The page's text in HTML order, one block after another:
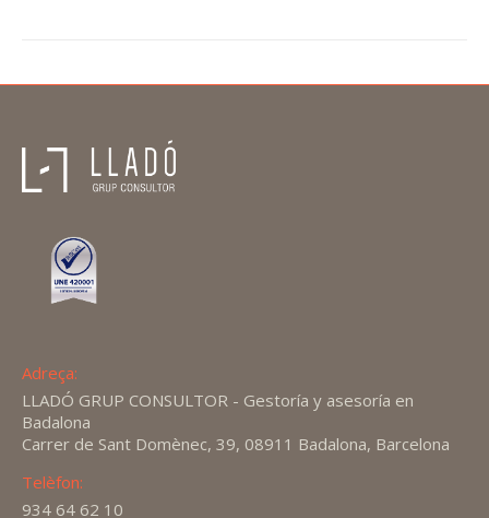
Adreça:
LLADÓ GRUP CONSULTOR - Gestoría y asesoría en
Badalona
Carrer de Sant Domènec, 39, 08911 Badalona, Barcelona
Telèfon:
934 64 62 10